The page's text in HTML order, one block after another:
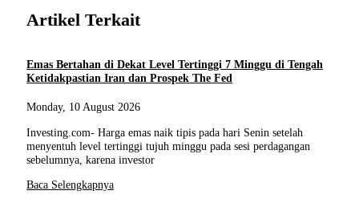
Artikel Terkait
Emas Bertahan di Dekat Level Tertinggi 7 Minggu di Tengah
Ketidakpastian Iran dan Prospek The Fed
Monday, 10 August 2026
Investing.com- Harga emas naik tipis pada hari Senin setelah
menyentuh level tertinggi tujuh minggu pada sesi perdagangan
sebelumnya, karena investor
Baca Selengkapnya